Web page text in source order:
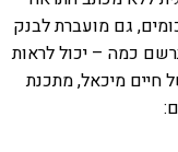
גם מועברת לבנק
כמה – יכול לראות
חיים מיכאל, מתכנת